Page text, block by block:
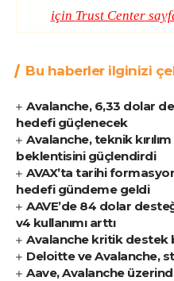
için Trust Center
Bu haberler ilginizi
Avalanche, 6,33 dolar
hedefi güçlenecek
Avalanche, teknik
beklentisini güçlendirdi
AVAX’ta tarihi
hedefi gündeme geldi
AAVE’de 84 dolar
v4 kullanımı arttı
Avalanche kritik destek
Deloitte ve Avalanche,
Aave, Avalanche